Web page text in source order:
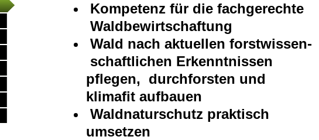
Kompetenz für die fachgerechte
Waldbewirtschaftung
Wald nach aktuellen forstwissen-
schaftlichen Erkenntnissen
pflegen, durchforsten und
klimafit aufbauen
Waldnaturschutz praktisch
umsetzen